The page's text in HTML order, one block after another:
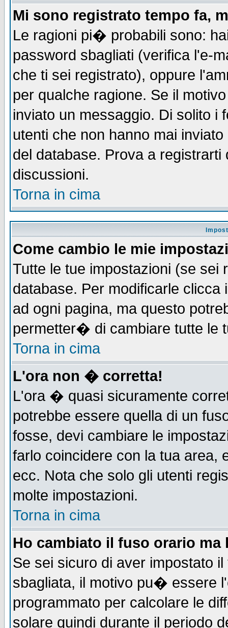
Mi sono registrato tempo fa,
Le ragioni pi� probabili sono:
password sbagliati (verifica l'e-
che ti sei registrato), oppure
per qualche ragione. Se il
inviato un messaggio. Di solito i
utenti che non hanno mai
del database. Prova a
discussioni.
Torna in cima
Come cambio le mie
Tutte le tue impostazioni (se sei
database. Per modificarle clicca
ad ogni pagina, ma questo
permetter� di cambiare tutte le
Torna in cima
L'ora non � corretta!
L'ora � quasi sicuramente
potrebbe essere quella di un
fosse, devi cambiare le
farlo coincidere con la tua area,
ecc. Nota che solo gli utenti
molte impostazioni.
Torna in cima
Ho cambiato il fuso orario
Se sei sicuro di aver impostato
sbagliata, il motivo pu� essere
programmato per calcolare le
solare quindi durante il periodo